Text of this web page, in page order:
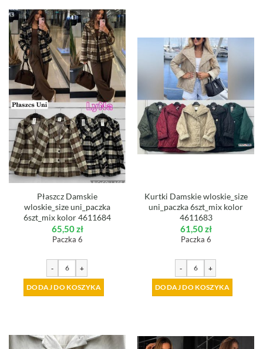
Płaszcz Damskie
wloskie_size uni_paczka
6szt_mix kolor 4611684
65,50zł
Paczka 6
- +
DODAJ DO KOSZYKA
Kurtki Damskie wloskie_size
uni_paczka 6szt_mix kolor
4611683
61,50zł
Paczka 6
- +
DODAJ DO KOSZYKA